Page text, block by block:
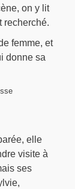
on y lit
recherché.
femme, et
donne sa
elle
visite à
ses